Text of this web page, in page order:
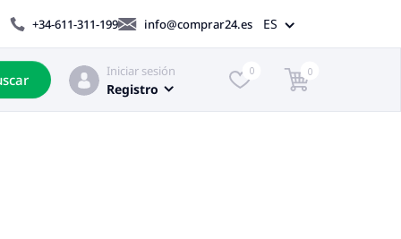
+34-611-311-199 info@comprar24.es ES
Iniciar sesión
Registro
0 0